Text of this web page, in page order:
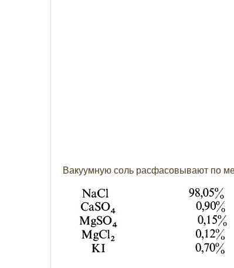
Вакуумную соль расфасовывают по